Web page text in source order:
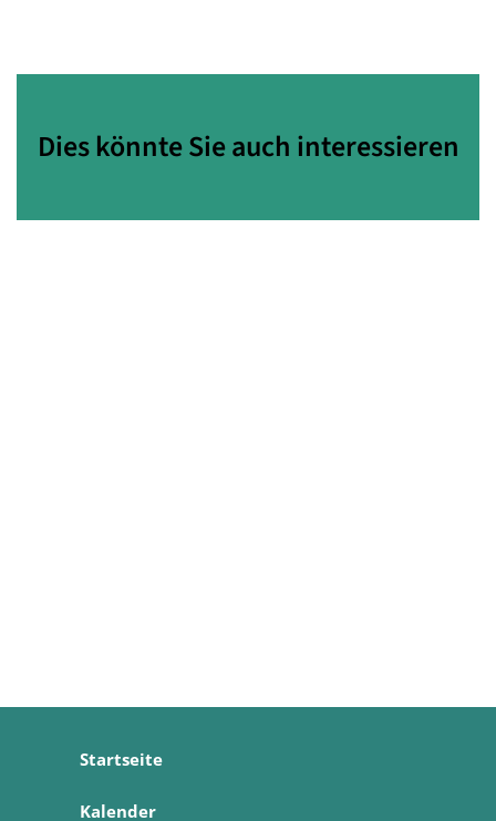
Dies könnte Sie auch interessieren
Startseite
Kalender